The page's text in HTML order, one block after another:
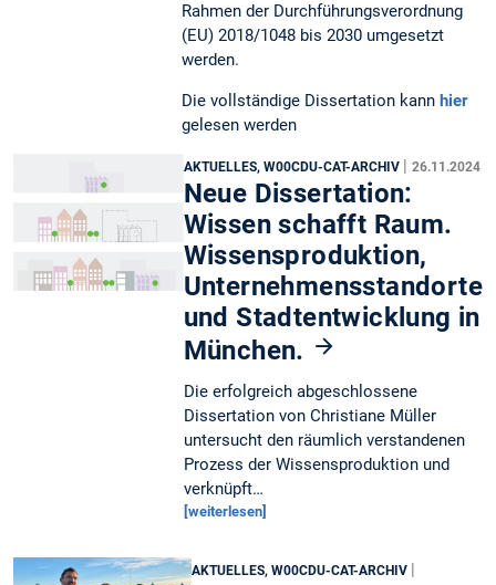
Rahmen der Durchführungsverordnung
(EU) 2018/1048 bis 2030 umgesetzt
werden.
Die vollständige Dissertation kann hier
gelesen werden
AKTUELLES, W00CDU-CAT-ARCHIV 26.11.2024
Neue Dissertation:
Wissen schafft Raum.
Wissensproduktion,
Unternehmensstandorte
und Stadtentwicklung in
München.
Die erfolgreich abgeschlossene
Dissertation von Christiane Müller
untersucht den räumlich verstandenen
Prozess der Wissensproduktion und
verknüpft…
[weiterlesen]
AKTUELLES, W00CDU-CAT-ARCHIV |